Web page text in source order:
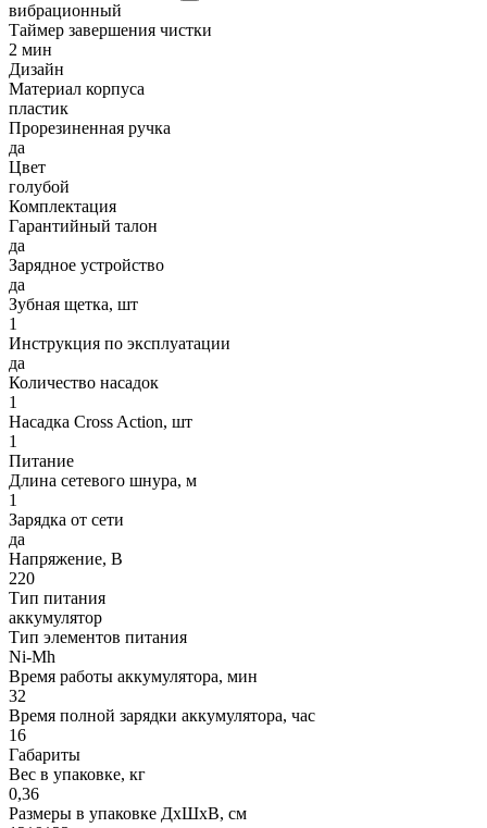
вибрационный
Таймер завершения чистки
2 мин
Дизайн
Материал корпуса
пластик
Прорезиненная ручка
да
Цвет
голубой
Комплектация
Гарантийный талон
да
Зарядное устройство
да
Зубная щетка, шт
1
Инструкция по эксплуатации
да
Количество насадок
1
Насадка Cross Action, шт
1
Питание
Длина сетевого шнура, м
1
Зарядка от сети
да
Напряжение, В
220
Тип питания
аккумулятор
Тип элементов питания
Ni-Mh
Время работы аккумулятора, мин
32
Время полной зарядки аккумулятора, час
16
Габариты
Вес в упаковке, кг
0,36
Размеры в упаковке ДxШxВ, см